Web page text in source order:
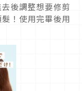
後調整想要修剪
！使用完畢後用